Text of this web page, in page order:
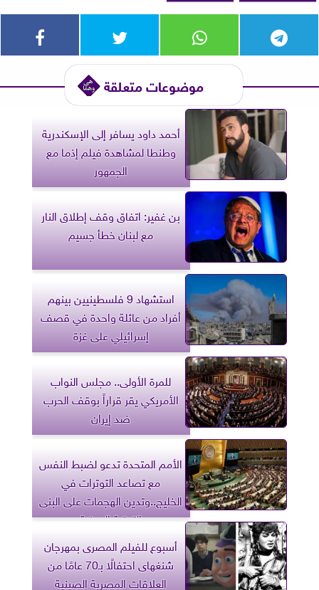
موضوعات متعلقة
أحمد داود يسافر إلى الإسكندرية
وطنطا لمشاهدة فيلم إذما مع
الجمهور
بن غفير: اتفاق وقف إطلاق النار
مع لبنان خطأ جسيم
استشهاد 9 فلسطينيين بينهم
أفراد من عائلة واحدة في قصف
إسرائيلي على غزة
للمرة الأولى.. مجلس النواب
الأمريكي يقر قراراً بوقف الحرب
ضد إيران
الأمم المتحدة تدعو لضبط النفس
مع تصاعد التوترات في
الخليج..وتدين الهجمات على البنى
التحتية المدنية
أسبوع للفيلم المصرى بمهرجان
شنغهاى احتفالًا بـ70 عامًا من
العلاقات المصرية الصينية